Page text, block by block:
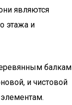
являются
этажа и
балкам
и чистовой